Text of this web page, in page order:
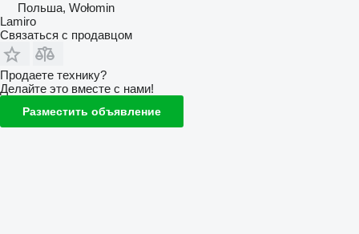
Польша, Wołomin
Lamiro
Связаться с продавцом
Продаете технику?
Делайте это вместе с нами!
Разместить объявление